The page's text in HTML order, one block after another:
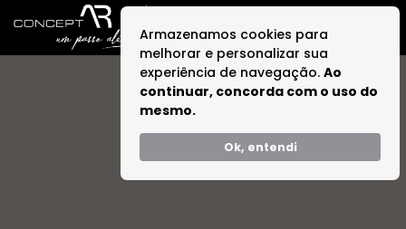
Armazenamos cookies para
melhorar e personalizar sua
experiência de navegação. Ao
continuar, concorda com o uso do
mesmo.
Ok, entendi